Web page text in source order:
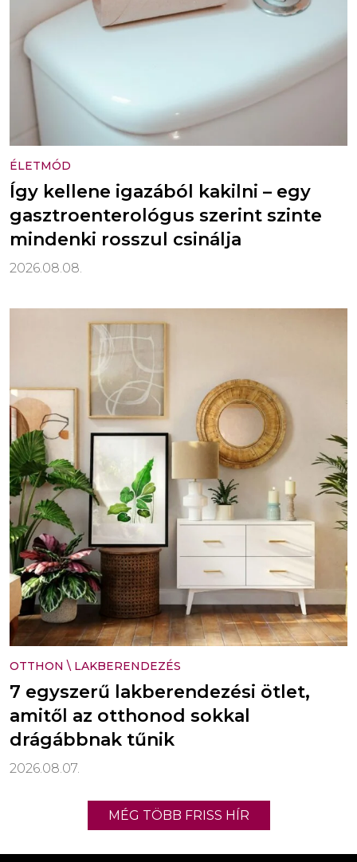
ÉLETMÓD
Így kellene igazából kakilni – egy
gasztroenterológus szerint szinte
mindenki rosszul csinálja
2026.08.08.
OTTHON \ LAKBERENDEZÉS
7 egyszerű lakberendezési ötlet,
amitől az otthonod sokkal
drágábbnak tűnik
2026.08.07.
MÉG TÖBB FRISS HÍR